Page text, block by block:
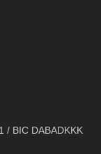
/ BIC DABADKKK